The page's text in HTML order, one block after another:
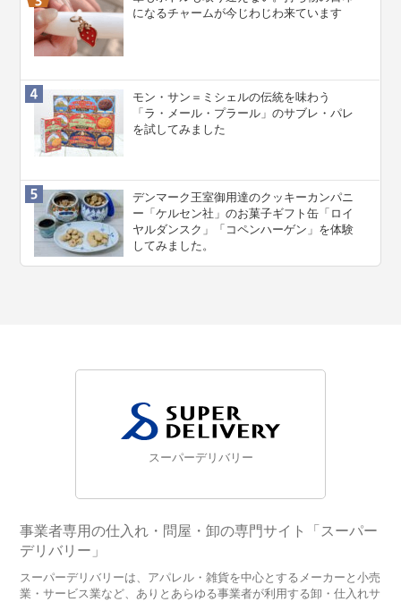
になるチャームが今じわじわ来ています
モン・サン＝ミシェルの伝統を味わう
「ラ・メール・プラール」のサブレ・パレ
を試してみました
デンマーク王室御用達のクッキーカンパニ
ー「ケルセン社」のお菓子ギフト缶「ロイ
ヤルダンスク」「コペンハーゲン」を体験
してみました。
スーパーデリバリー
事業者専用の仕入れ・問屋・卸の専門サイト「スーパー
デリバリー」
スーパーデリバリーは、アパレル・雑貨を中心とするメーカーと小売
業・サービス業など、ありとあらゆる事業者が利用する卸・仕入れサ